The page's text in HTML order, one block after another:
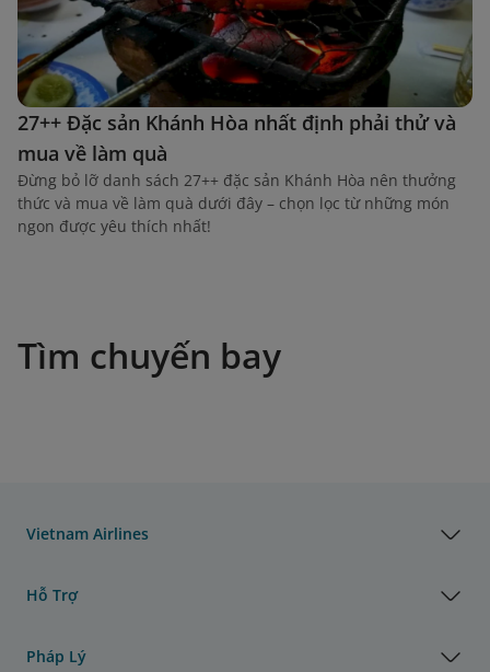
27++ Đặc sản Khánh Hòa nhất định phải thử và
mua về làm quà
Đừng bỏ lỡ danh sách 27++ đặc sản Khánh Hòa nên thưởng
thức và mua về làm quà dưới đây – chọn lọc từ những món
ngon được yêu thích nhất!
Tìm chuyến bay
Vietnam Airlines
Hỗ Trợ
Pháp Lý